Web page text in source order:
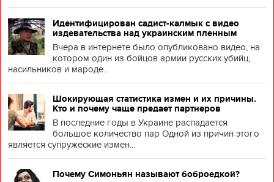
Идентифицирован садист-калмык с видео
издевательства над украинским пленным
Вчера в интернете было опубликовано видео, на
котором один из бойцов армии русских убийц,
насильников и мароде...
Шокирующая статистика измен и их причины.
Кто и почему чаще предает партнеров
В последние годы в Украине распадается
большое количество пар Одной из причин этого
является супружеские измен...
Почему Симоньян называют боброедкой?